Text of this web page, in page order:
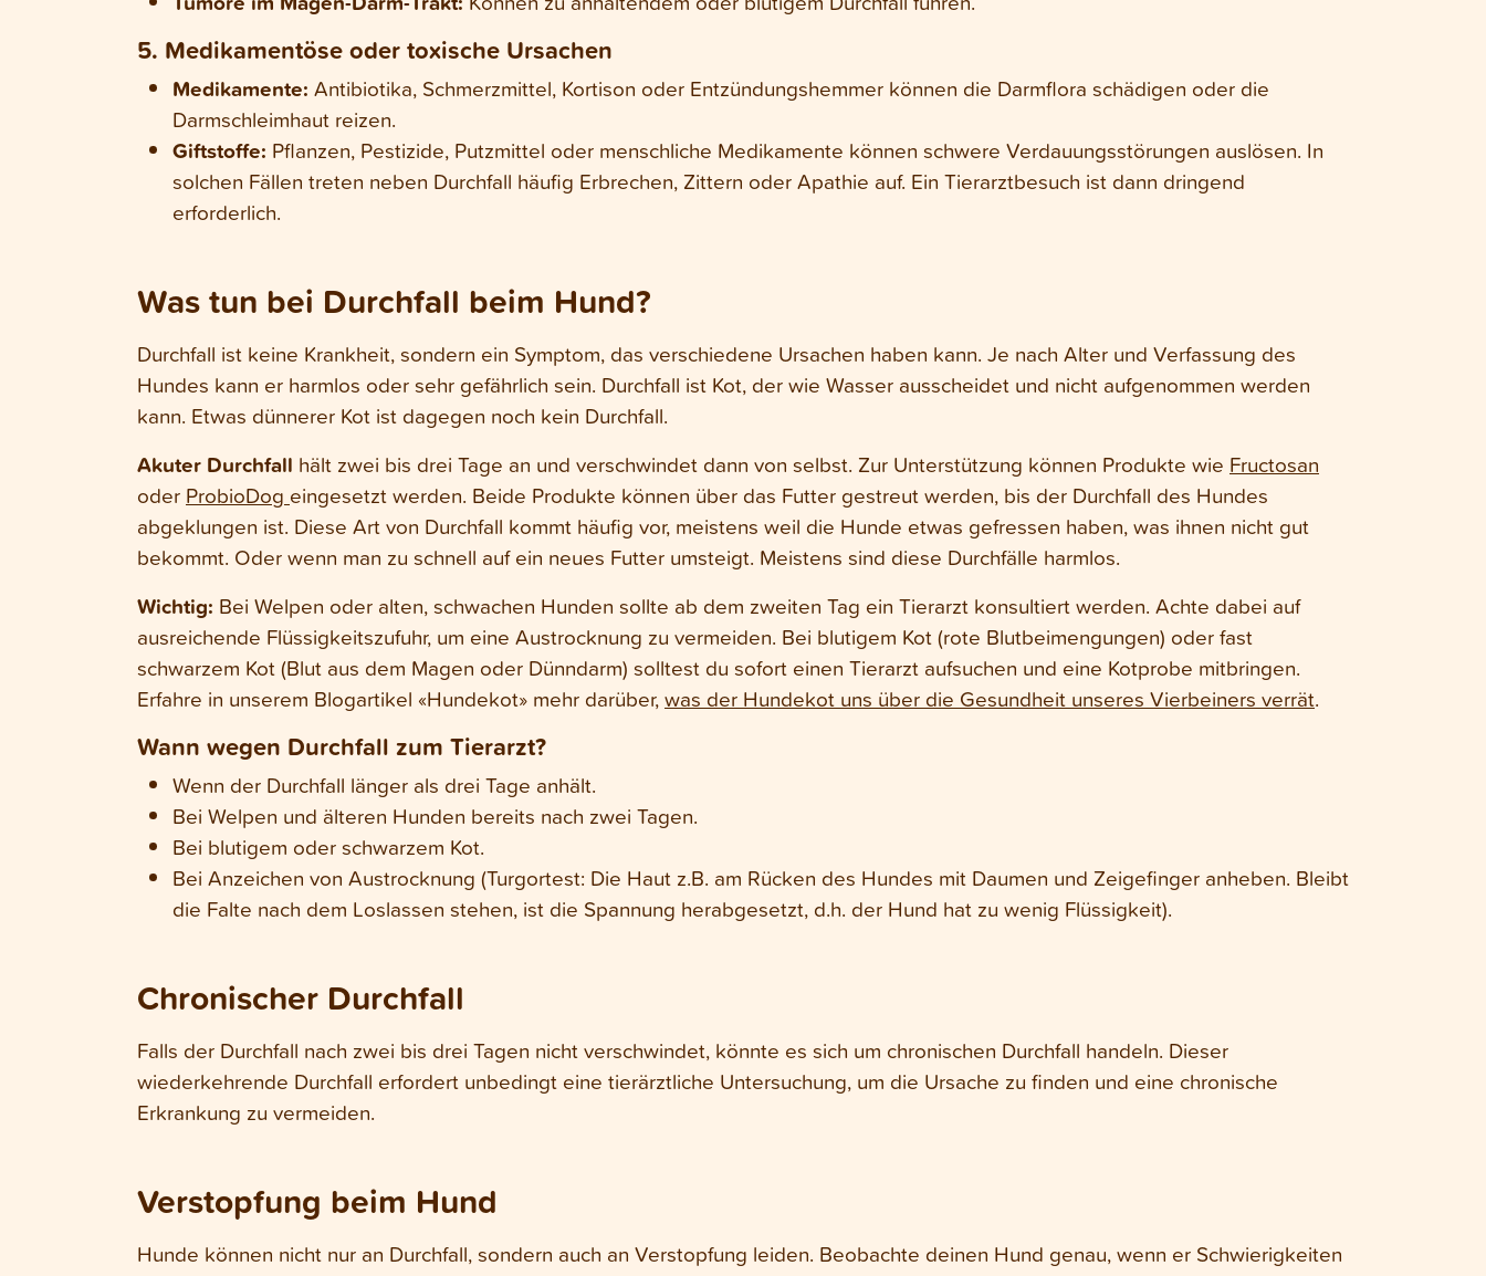
5. Medikamentöse oder toxische Ursachen
Medikamente: Antibiotika, Schmerzmittel, Kortison oder Entzündungshemmer können die Darmflora schädigen oder die
Darmschleimhaut reizen.
Giftstoffe: Pflanzen, Pestizide, Putzmittel oder menschliche Medikamente können schwere Verdauungsstörungen auslösen. In
solchen Fällen treten neben Durchfall häufig Erbrechen, Zittern oder Apathie auf. Ein Tierarztbesuch ist dann dringend
erforderlich.
Was tun bei Durchfall beim Hund?
Durchfall ist keine Krankheit, sondern ein Symptom, das verschiedene Ursachen haben kann. Je nach Alter und Verfassung des
Hundes kann er harmlos oder sehr gefährlich sein. Durchfall ist Kot, der wie Wasser ausscheidet und nicht aufgenommen werden
kann. Etwas dünnerer Kot ist dagegen noch kein Durchfall.
Akuter Durchfall hält zwei bis drei Tage an und verschwindet dann von selbst. Zur Unterstützung können Produkte wie Fructosan
oder ProbioDog eingesetzt werden. Beide Produkte können über das Futter gestreut werden, bis der Durchfall des Hundes
abgeklungen ist. Diese Art von Durchfall kommt häufig vor, meistens weil die Hunde etwas gefressen haben, was ihnen nicht gut
bekommt. Oder wenn man zu schnell auf ein neues Futter umsteigt. Meistens sind diese Durchfälle harmlos.
Wichtig: Bei Welpen oder alten, schwachen Hunden sollte ab dem zweiten Tag ein Tierarzt konsultiert werden. Achte dabei auf
ausreichende Flüssigkeitszufuhr, um eine Austrocknung zu vermeiden. Bei blutigem Kot (rote Blutbeimengungen) oder fast
schwarzem Kot (Blut aus dem Magen oder Dünndarm) solltest du sofort einen Tierarzt aufsuchen und eine Kotprobe mitbringen.
Erfahre in unserem Blogartikel «Hundekot» mehr darüber,was der Hundekot uns über die Gesundheit unseres Vierbeiners verrät.
Wann wegen Durchfall zum Tierarzt?
Wenn der Durchfall länger als drei Tage anhält.
Bei Welpen und älteren Hunden bereits nach zwei Tagen.
Bei blutigem oder schwarzem Kot.
Bei Anzeichen von Austrocknung (Turgortest: Die Haut z.B. am Rücken des Hundes mit Daumen und Zeigefinger anheben. Bleibt
die Falte nach dem Loslassen stehen, ist die Spannung herabgesetzt, d.h. der Hund hat zu wenig Flüssigkeit).
Chronischer Durchfall
Falls der Durchfall nach zwei bis drei Tagen nicht verschwindet, könnte es sich um chronischen Durchfall handeln. Dieser
wiederkehrende Durchfall erfordert unbedingt eine tierärztliche Untersuchung, um die Ursache zu finden und eine chronische
Erkrankung zu vermeiden.
Verstopfung beim Hund
Hunde können nicht nur an Durchfall, sondern auch an Verstopfung leiden. Beobachte deinen Hund genau, wenn er Schwierigkeiten